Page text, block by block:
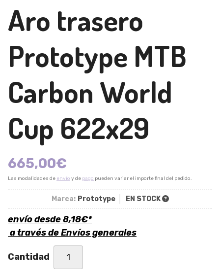
Aro trasero
Prototype MTB
Carbon World
Cup 622x29
665,00€
Las modalidades de envío y de pago pueden variar el importe final del pedido.
Marca: Prototype EN STOCK
envío desde8,18€*
a través deEnvíos generales
Cantidad